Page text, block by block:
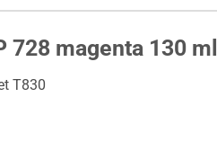
728 magenta 130 ml
T830